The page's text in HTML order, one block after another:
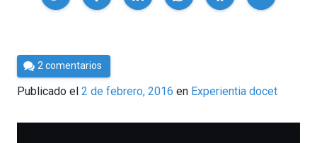
Por
César
Tomé
2 comentarios
Publicado el 2 de febrero, 2016 en Experientia docet